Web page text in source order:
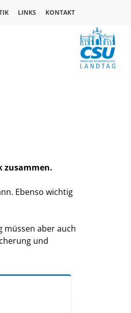
LINKS KONTAKT
zusammen.
Ebenso wichtig
müssen aber auch
und